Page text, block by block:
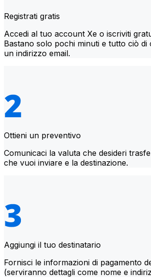
Registrati gratis
Accedi al tuo account Xe o iscriviti
Bastano solo pochi minuti e tutto ciò di
un indirizzo email.
Ottieni un preventivo
Comunicaci la valuta che desideri
che vuoi inviare e la destinazione.
Aggiungi il tuo destinatario
Fornisci le informazioni di pagamento
(serviranno dettagli come nome e